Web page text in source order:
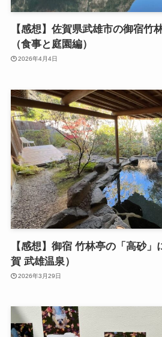
【感想】佐賀県武雄市の御宿竹
（食事と庭園編）
2026年4月4日
【感想】御宿 竹林亭の「高砂
賀 武雄温泉）
2026年3月29日